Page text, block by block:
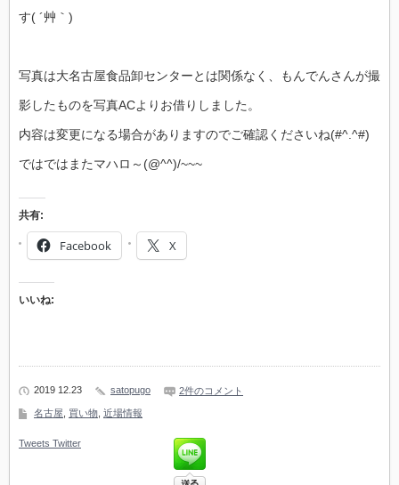
す( ´艸｀)
写真は大名古屋食品卸センターとは関係なく、もんでんさんが撮
影したものを写真ACよりお借りしました。
内容は変更になる場合がありますのでご確認くださいね(#^.^#)
ではではまたマハロ～(@^^)/~~~
共有:
Facebook X
いいね:
2019 12.23 satopugo 2件のコメント
名古屋, 買い物, 近場情報
Tweets Twitter